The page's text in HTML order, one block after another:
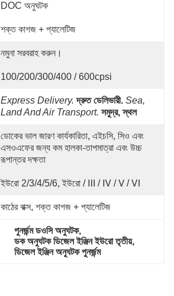
DOC অনুঘটক
শক্ত কাগজ + প্যালেটিজ
নমুনা সরবরাহ করুন।
100/200/300/400 / 600cpsi
Express Delivery. দ্রুত ডেলিভারী. Sea,
Land And Air Transport. সমুদ্র, স্থল
ডোকের ভাল জারণ কার্যকারিতা, এইচসি, সিও এবং
এসওএফের জন্য কম হালকা-তাপমাত্রা এবং উচ্চ
রূপান্তর দক্ষতা
ইউরো 2/3/4/5/6, ইউরো / Ⅲ / Ⅳ / Ⅴ / Ⅵ
কাঠের বাক্স, শক্ত কাগজ + প্যালেটিজ
পুনর্জন্ম ডওসি অনুঘটক,
ডক অনুঘটক ডিজেল ইঞ্জিন ইউরো তৃতীয়,
ডিজেল ইঞ্জিন অনুঘটক পুনর্জন্ম